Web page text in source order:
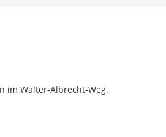
im Walter-Albrecht-Weg.